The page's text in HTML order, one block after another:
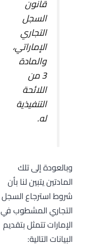
قانون
السجل
التجاري
الإماراتي،
والمادة
3 من
اللائحة
التنفيذية
له.
وبالعودة إلى تلك
المادتين يتبين لنا بأن
شروط استرجاع السجل
التجاري المشطوب في
الإمارات تتمثل بتقديم
البيانات التالية: